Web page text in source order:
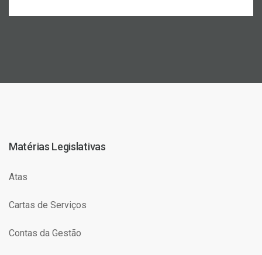
Matérias Legislativas
Atas
Cartas de Serviços
Contas da Gestão